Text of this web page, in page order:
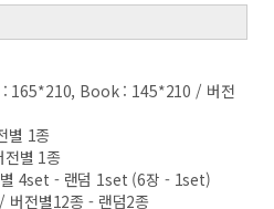
165*210, Book : 145*210 / 버전
별 1종
별 1종
4set - 랜덤 1set (6장 - 1set)
전별12종 - 랜덤2종